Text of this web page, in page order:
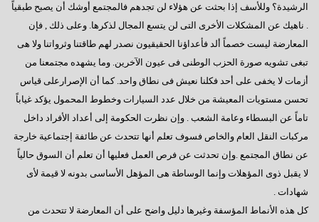
فى إنتظار كلمة الرئيس بمناسبة قرب بدء عملية التصويت
رسالة إلى العقلاء
المعارضة الحائرة
إلى أين نتجه ؟
أكتوبر وآمال تتجدد
رجاءاً إهتموا بالعمال
العبادة الموحد ومطامع الإنتهازيين
الرشيدة؟ وللأسف إذا بحثت عن هؤلاء لن تجدهم فالمجتمع أوشك أن يصبح طبقياً
. ناهيك عن المشكلات الأخرى التى لن يتسع المجال لذكرها. وعلى ذلك , فإن
المعارضة ليست خصماً ألد فأعداؤنا الحقيقيون نصدر لهم طاقتنا وثرواتنا ولا هى
تبغى تشويه صورة الحزب الوطنى فى عيون الآخرين. وما يشهده مجتمعنا من
أزمات لا يخفى على أحد فكلنا نعيش فى نطاق واحد. كما أن الإصرارعلى قياس
تحسن مستويات المعيشة من خلال عدد السيارات وخطوط المحمول يؤكد غياباً
تاماً عن البسطاء وعامة الشعب . وإن نظرت الحكومة إلى أعداد الأفراد داخل
مركبات النقل العام والخاص فسوف تعلم أنها تتحدث عن طائفة إجتماعية خارجة
عن نطاق المجتمع .وإن تحدثت عن فرص العمل فعليها أن تعلم أن السوق حالياً
لا يقبل ذوى المؤهلات وإنما الوساطة هى المؤهل الأساسى بدونه لا قيمة لأى
شهادات .
كل هذه الأنماط المؤسفة وغيرها دليل واضح على أن المعارضة لا تتحدث من